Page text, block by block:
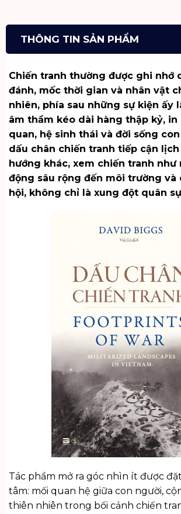
THÔNG TIN SẢN PHẨM
Chiến tranh thường được ghi nhớ
đánh, mốc thời gian và nhân vật
nhiên, phía sau những sự kiện ấy
âm thầm kéo dài hàng thập kỷ, in
quan, hệ sinh thái và đời sống
dấu chân chiến tranh tiếp cận
hướng khác, xem chiến tranh như
động sâu rộng đến môi trường và
hội, không chỉ là xung đột quân
Tác phẩm mở ra góc nhìn ít được
tâm: mối quan hệ giữa con người,
thiên nhiên trong bối cảnh chiến